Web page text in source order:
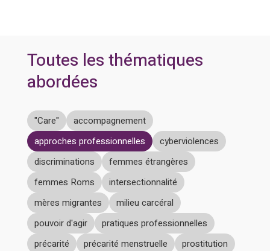
Toutes les thématiques
abordées
"Care"
accompagnement
approches professionnelles
cyberviolences
discriminations
femmes étrangères
femmes Roms
intersectionnalité
mères migrantes
milieu carcéral
pouvoir d'agir
pratiques professionnelles
précarité
précarité menstruelle
prostitution